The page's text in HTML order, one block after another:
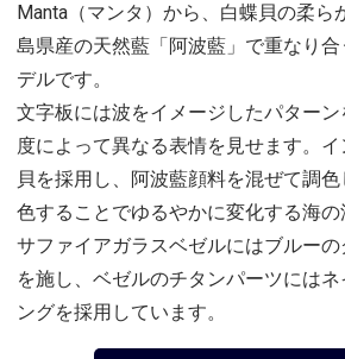
Manta（マンタ）から、白蝶貝の柔ら
島県産の天然藍「阿波藍」で重なり
デルです。
文字板には波をイメージしたパター
度によって異なる表情を見せます。
貝を採用し、阿波藍顔料を混ぜて調
色することでゆるやかに変化する海の
サファイアガラスベゼルにはブルー
を施し、ベゼルのチタンパーツには
ングを採用しています。